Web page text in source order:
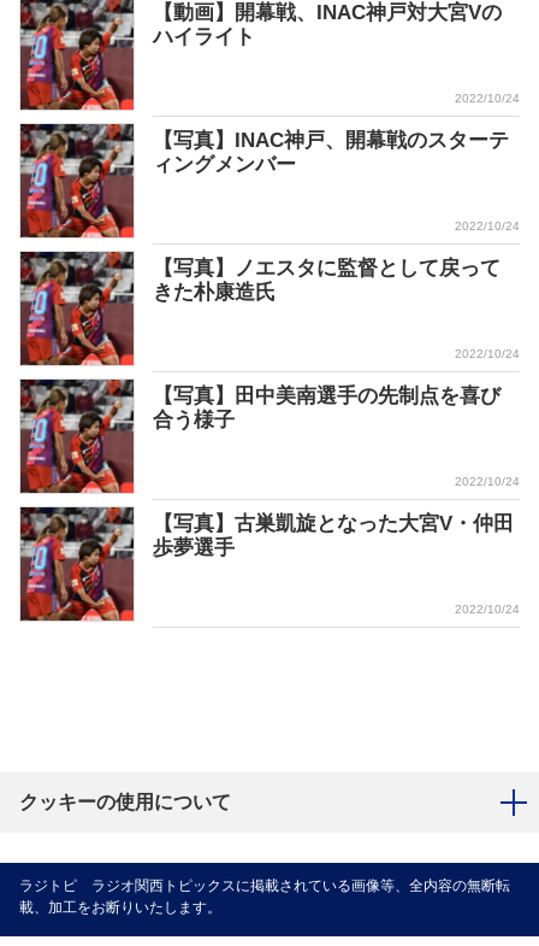
【動画】開幕戦、INAC神戸対大宮Vの
ハイライト
2022/10/24
【写真】INAC神戸、開幕戦のスターテ
ィングメンバー
2022/10/24
【写真】ノエスタに監督として戻って
きた朴康造氏
2022/10/24
【写真】田中美南選手の先制点を喜び
合う様子
2022/10/24
【写真】古巣凱旋となった大宮V・仲田
歩夢選手
2022/10/24
クッキーの使用について
ラジトピ ラジオ関西トピックスに掲載されている画像等、全内容の無断転
載、加工をお断りいたします。